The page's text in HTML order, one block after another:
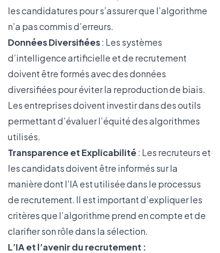
les candidatures pour s’assurer que l’algorithme
n’a pas commis d’erreurs.
Données Diversifiées: Les systèmes
d’intelligence artificielle et de recrutement
doivent être formés avec des données
diversifiées pour éviter la reproduction de biais.
Les entreprises doivent investir dans des outils
permettant d’évaluer l’équité des algorithmes
utilisés.
Transparence et Explicabilité : Les recruteurs et
les candidats doivent être informés sur la
manière dont l’IA est utilisée dans le processus
de recrutement. Il est important d’expliquer les
critères que l’algorithme prend en compte et de
clarifier son rôle dans la sélection.
L’IA et l’avenir du recrutement :